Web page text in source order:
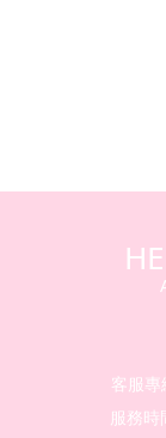
客服
服務